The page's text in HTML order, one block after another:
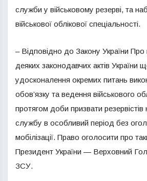
служби у військовому резерві, та
військової облікової спеціальності.
– Відповідно до Закону України Про
деяких законодавчих актів України
удосконалення окремих питань
обов’язку та ведення військового
протягом доби призвати резервістів
службу в особливий період без
мобілізації. Право оголосити про
Президент України — Верховний
ЗСУ.